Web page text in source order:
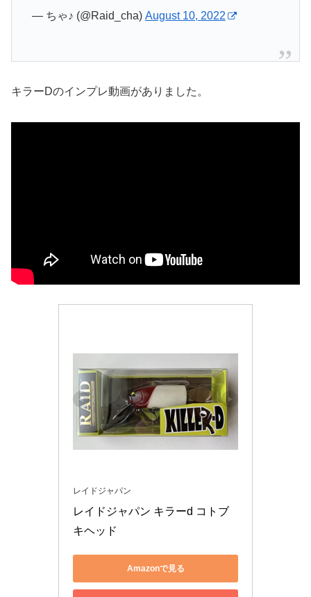
— ちゃ♪ (@Raid_cha) August 10, 2022
キラーDのインプレ動画がありました。
レイドジャパン
レイドジャパン キラーd コトブ
キヘッド
Amazonで見る